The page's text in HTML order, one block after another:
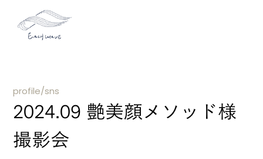
profile/sns
2024.09 艶美顔メソッド様
撮影会